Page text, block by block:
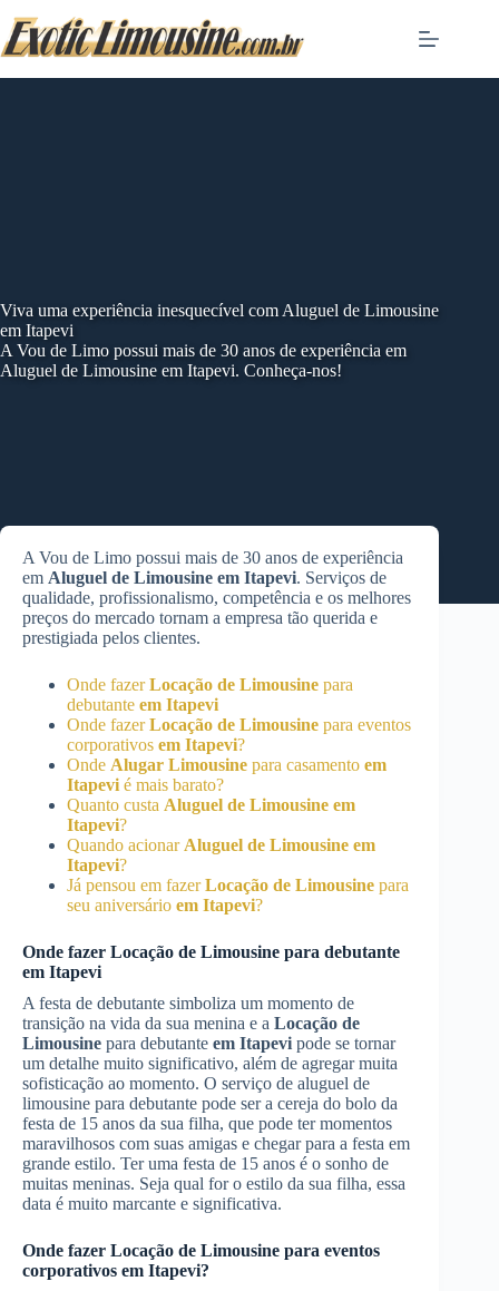
to
content
Viva uma experiência inesquecível com Aluguel de Limousine
em Itapevi
A Vou de Limo possui mais de 30 anos de experiência em
Aluguel de Limousine em Itapevi. Conheça-nos!
A Vou de Limo possui mais de 30 anos de experiência
em Aluguel de Limousine em Itapevi. Serviços de
qualidade, profissionalismo, competência e os melhores
preços do mercado tornam a empresa tão querida e
prestigiada pelos clientes.
Onde fazerLocação de Limousine para
debutante em Itapevi
Onde fazerLocação de Limousine para eventos
corporativos em Itapevi?
Onde Alugar Limousine para casamento em
Itapevi é mais barato?
Quanto custa Aluguel de Limousine em
Itapevi?
Quando acionar Aluguel de Limousine em
Itapevi?
Já pensou em fazerLocação de Limousine para
seu aniversário em Itapevi?
Onde fazer Locação de Limousine para debutante
em Itapevi
A festa de debutante simboliza um momento de
transição na vida da sua menina e a Locação de
Limousine para debutante em Itapevi pode se tornar
um detalhe muito significativo, além de agregar muita
sofisticação ao momento. O serviço de aluguel de
limousine para debutante pode ser a cereja do bolo da
festa de 15 anos da sua filha, que pode ter momentos
maravilhosos com suas amigas e chegar para a festa em
grande estilo. Ter uma festa de 15 anos é o sonho de
muitas meninas. Seja qual for o estilo da sua filha, essa
data é muito marcante e significativa.
Onde fazer Locação de Limousine para eventos
corporativos em Itapevi?